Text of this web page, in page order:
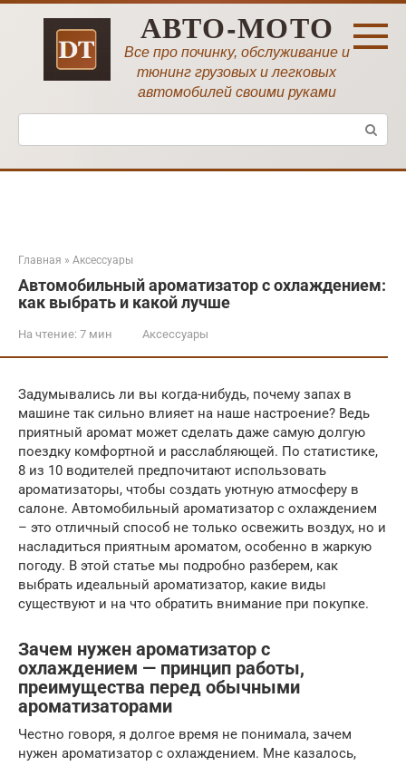
Перейти
АВТО-МОТО
Все про починку, обслуживание и
тюнинг грузовых и легковых
автомобилей своими руками
Поиск:
Главная » Аксессуары
Автомобильный ароматизатор с охлаждением:
как выбрать и какой лучше
На чтение: 7 мин Аксессуары
Задумывались ли вы когда-нибудь, почему запах в
машине так сильно влияет на наше настроение? Ведь
приятный аромат может сделать даже самую долгую
поездку комфортной и расслабляющей. По статистике,
8 из 10 водителей предпочитают использовать
ароматизаторы, чтобы создать уютную атмосферу в
салоне. Автомобильный ароматизатор с охлаждением
– это отличный способ не только освежить воздух, но и
насладиться приятным ароматом, особенно в жаркую
погоду. В этой статье мы подробно разберем, как
выбрать идеальный ароматизатор, какие виды
существуют и на что обратить внимание при покупке.
Зачем нужен ароматизатор с
охлаждением — принцип работы,
преимущества перед обычными
ароматизаторами
Честно говоря, я долгое время не понимала, зачем
нужен ароматизатор с охлаждением. Мне казалось,